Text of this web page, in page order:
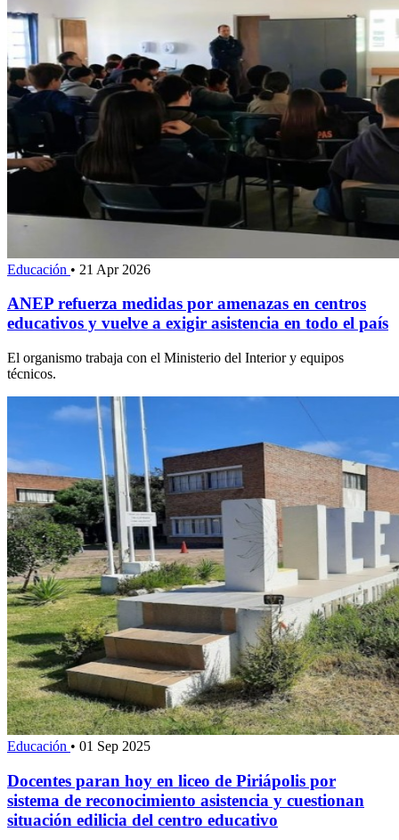
Educación • 21 Apr 2026
ANEP refuerza medidas por amenazas en centros
educativos y vuelve a exigir asistencia en todo el país
El organismo trabaja con el Ministerio del Interior y equipos
técnicos.
Educación • 01 Sep 2025
Docentes paran hoy en liceo de Piriápolis por
sistema de reconocimiento asistencia y cuestionan
situación edilicia del centro educativo